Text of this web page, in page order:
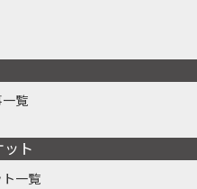
一覧
ット
一覧